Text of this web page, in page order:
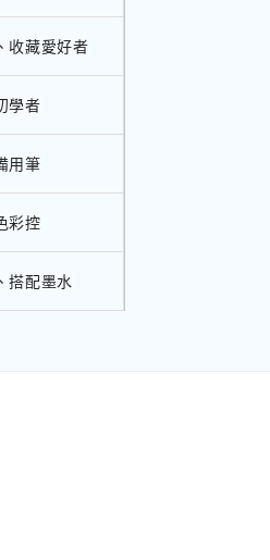
收藏愛好者
學者
用筆
彩控
搭配墨水